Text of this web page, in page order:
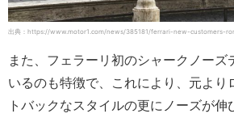
出典：https://www.motor1.com/news/385181/ferrari-new-customers-
また、フェラーリ初のシャークノーズ
いるのも特徴で、これにより、元より
トバックなスタイルの更にノーズが伸